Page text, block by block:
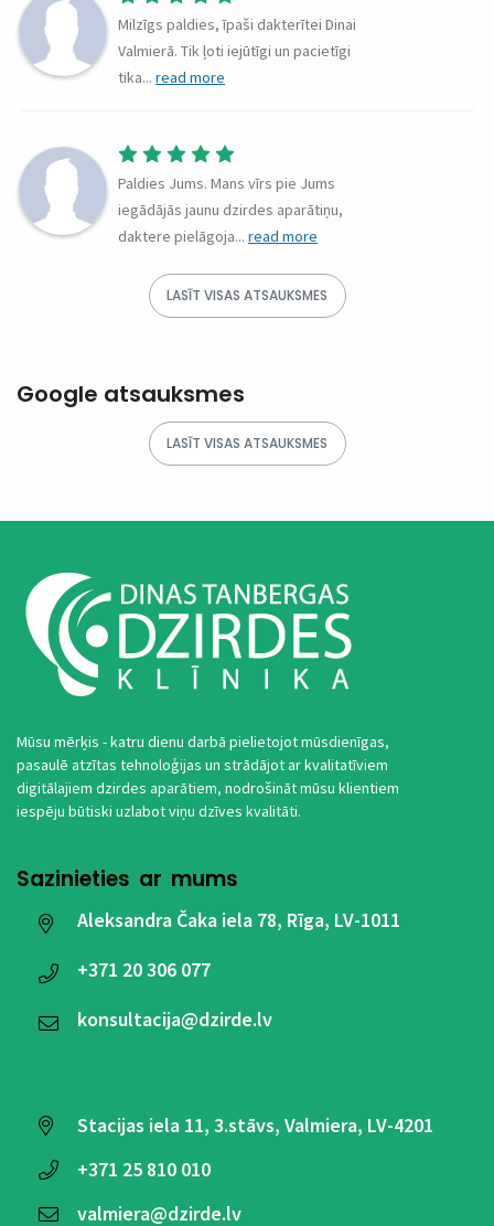
Milzīgs paldies, īpaši dakterītei Dinai
Valmierā. Tik ļoti iejūtīgi un pacietīgi
tika... read more
Paldies Jums. Mans vīrs pie Jums
iegādājās jaunu dzirdes aparātiņu,
daktere pielāgoja... read more
Google atsauksmes
Mūsu mērķis - katru dienu darbā pielietojot mūsdienīgas,
pasaulē atzītas tehnoloģijas un strādājot ar kvalitatīviem
digitālajiem dzirdes aparātiem, nodrošināt mūsu klientiem
iespēju būtiski uzlabot viņu dzīves kvalitāti.
Sazinieties ar mums
Aleksandra Čaka iela 78, Rīga, LV-1011
+371 20 306 077
konsultacija@dzirde.lv
Stacijas iela 11, 3.stāvs, Valmiera, LV-4201
+371 25 810 010
valmiera@dzirde.lv